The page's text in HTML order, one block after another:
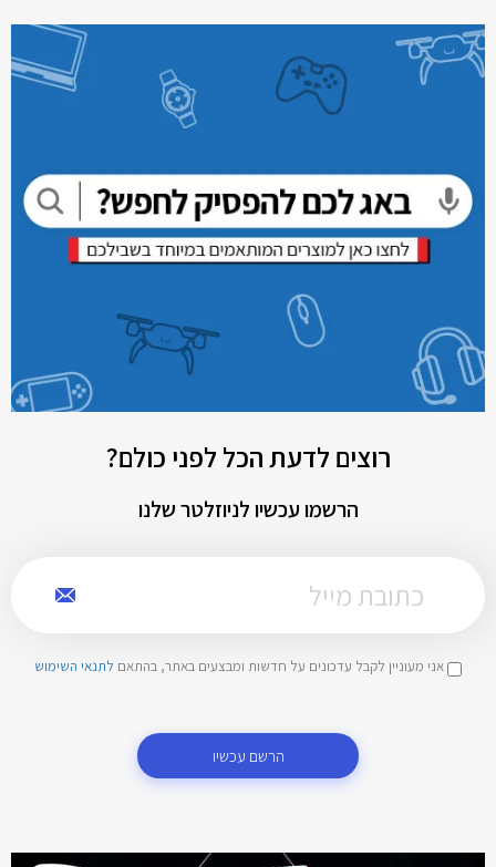
רוצים לדעת הכל לפני כולם?
הרשמו עכשיו לניוזלטר שלנו
אני מעוניין לקבל עדכונים על חדשות ומבצעים באתר, בהתאם לתנאי השימוש
הרשם עכשיו